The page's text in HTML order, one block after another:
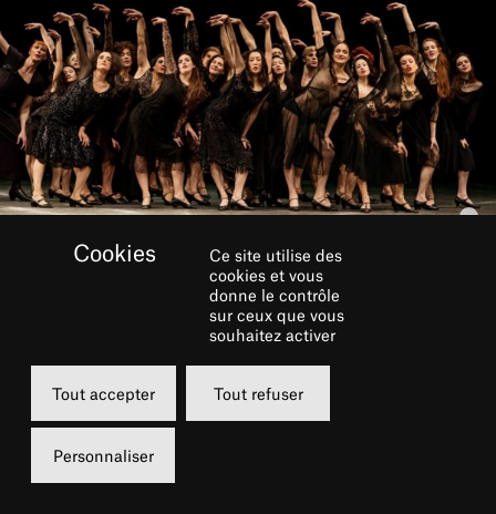
Ce site utilise des
cookies et vous
donne le contrôle
sur ceux que vous
souhaitez activer
Tout accepter Tout refuser
Personnaliser